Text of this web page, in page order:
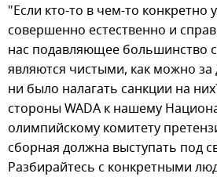
"Если кто-то в чем-то конкретно
совершенно естественно и
нас подавляющее большинство
являются чистыми, как можно за
ни было налагать санкции на
стороны WADA к нашему
олимпийскому комитету
сборная должна выступать под
Разбирайтесь с конкретными